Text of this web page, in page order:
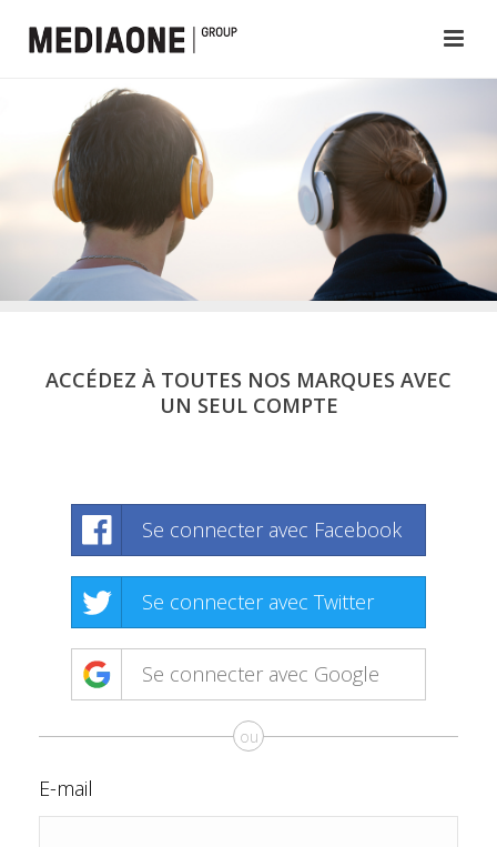
ACCÉDEZ À TOUTES NOS MARQUES AVEC
UN SEUL COMPTE
Se connecter avec Facebook
Se connecter avec Twitter
Se connecter avec Google
ou
E-mail